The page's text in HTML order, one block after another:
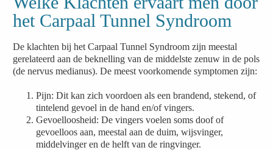
het Carpaal Tunnel Syndroom
De klachten bij het Carpaal Tunnel Syndroom zijn meestal
gerelateerd aan de beknelling van de middelste zenuw in de pols
(de nervus medianus). De meest voorkomende symptomen zijn:
Pijn: Dit kan zich voordoen als een brandend, stekend, of
tintelend gevoel in de hand en/of vingers.
Gevoelloosheid: De vingers voelen soms doof of
gevoelloos aan, meestal aan de duim, wijsvinger,
middelvinger en de helft van de ringvinger.